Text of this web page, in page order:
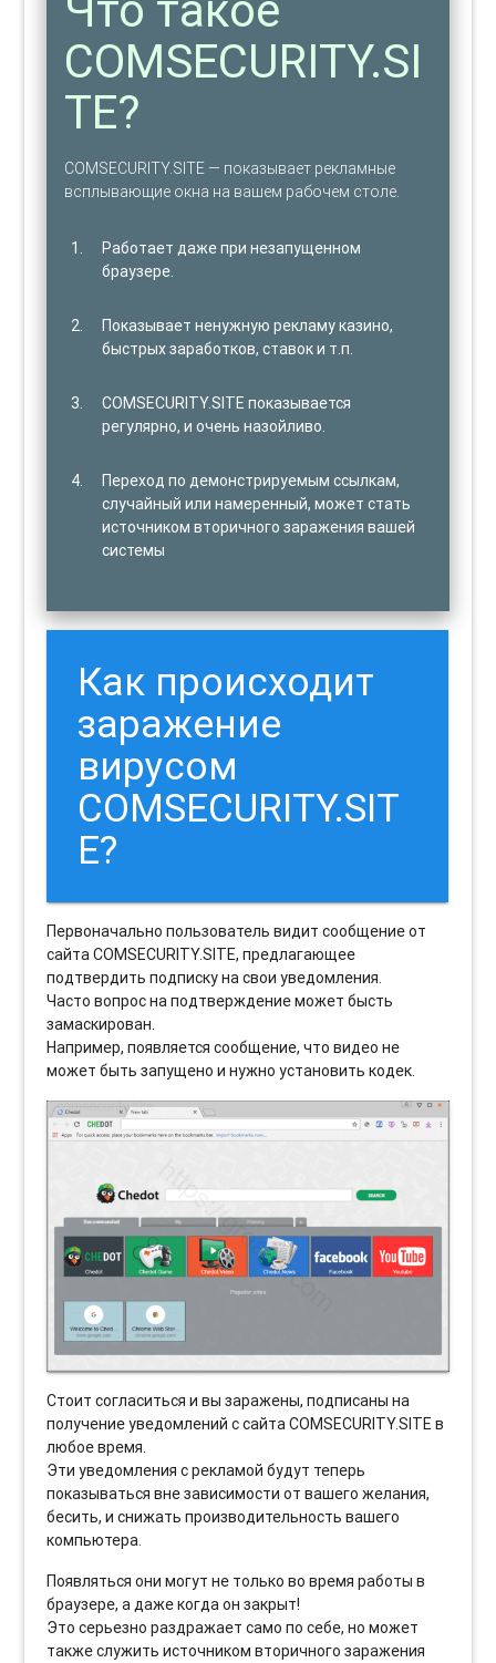
COMSECURITY.SI
TE?
COMSECURITY.SITE — показывает рекламные
всплывающие окна на вашем рабочем столе.
Работает даже при незапущенном
браузере.
Показывает ненужную рекламу казино,
быстрых заработков, ставок и т.п.
COMSECURITY.SITE показывается
регулярно, и очень назойливо.
Переход по демонстрируемым ссылкам,
случайный или намеренный, может стать
источником вторичного заражения вашей
системы
Как происходит
заражение
вирусом
COMSECURITY.SIT
E?
Первоначально пользователь видит сообщение от
сайта COMSECURITY.SITE, предлагающее
подтвердить подписку на свои уведомления.
Часто вопрос на подтверждение может бысть
замаскирован.
Например, появляется сообщение, что видео не
может быть запущено и нужно установить кодек.
Стоит согласиться и вы заражены, подписаны на
получение уведомлений с сайта COMSECURITY.SITE в
любое время.
Эти уведомления с рекламой будут теперь
показываться вне зависимости от вашего желания,
бесить, и снижать производительность вашего
компьютера.
Появляться они могут не только во время работы в
браузере, а даже когда он закрыт!
Это серьезно раздражает само по себе, но может
также служить источником вторичного заражения